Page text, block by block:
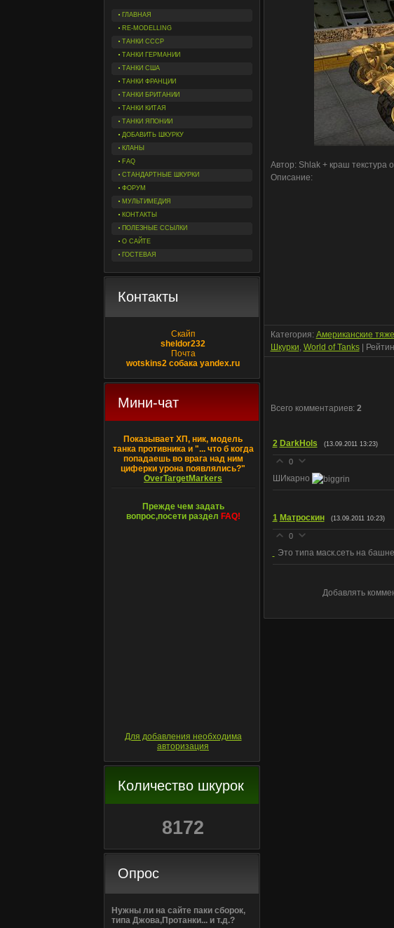
ГЛАВНАЯ
RE-MODELLING
ТАНКИ СССР
ТАНКИ ГЕРМАНИИ
ТАНКИ США
ТАНКИ ФРАНЦИИ
ТАНКИ БРИТАНИИ
ТАНКИ КИТАЯ
ТАНКИ ЯПОНИИ
ДОБАВИТЬ ШКУРКУ
КЛАНЫ
FAQ
СТАНДАРТНЫЕ ШКУРКИ
ФОРУМ
МУЛЬТИМЕДИЯ
КОНТАКТЫ
ПОЛЕЗНЫЕ ССЫЛКИ
О САЙТЕ
ГОСТЕВАЯ
Контакты
Скайп
sheldor232
Почта
wotskins2 собака yandex.ru
Мини-чат
Показывает ХП, ник, модель
танка противника и "... что б когда
попадаешь во врага над ним
циферки урона появлялись?"
OverTargetMarkers
Прежде чем задать
вопрос,посети раздел FAQ!
Для добавления необходима
авторизация
Количество шкурок
8172
Опрос
Нужны ли на сайте паки сборок,
типа Джова,Протанки... и т.д.?
Автор: Shlak + краш текстура
Описание:
Категория: Американские
Шкурки, World of Tanks|
Всего комментариев: 2
2 DarkHols (13.09.2011 13:23)
0
ШИкарно
1 Матроскин (13.09.2011 10:23)
0
Это типа маск.сеть на
Добавлять